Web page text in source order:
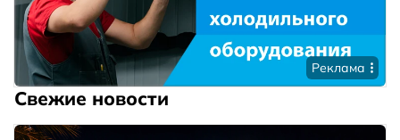
Реклама
Свежие новости